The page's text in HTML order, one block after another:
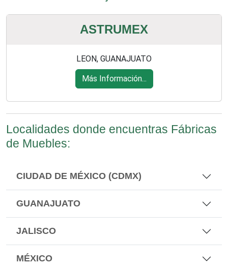
ASTRUMEX
LEON, GUANAJUATO
Más Información...
Localidades donde encuentras Fábricas
de Muebles:
CIUDAD DE MÉXICO (CDMX)
GUANAJUATO
JALISCO
MÉXICO